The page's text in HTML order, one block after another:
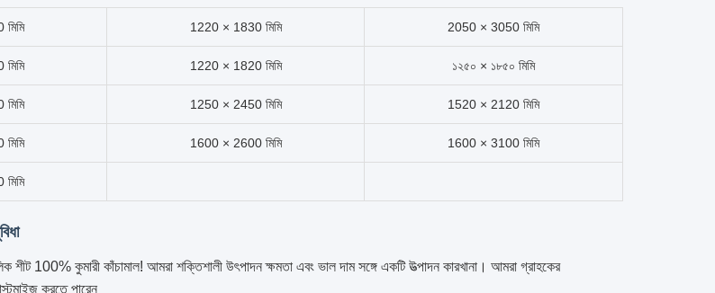
1220 × 1830 মিমি 2050 × 3050 মিমি
1220 × 1820 মিমি ১২৫০ × ১৮৫০ মিমি
1250 × 2450 মিমি 1520 × 2120 মিমি
1600 × 2600 মিমি 1600 × 3100 মিমি
শীট 100% কুমারী কাঁচামাল! আমরা শক্তিশালী উৎপাদন ক্ষমতা এবং ভাল দাম সঙ্গে একটি উত্পাদন কারখানা। আমরা গ্রাহকের
করতে পারেন